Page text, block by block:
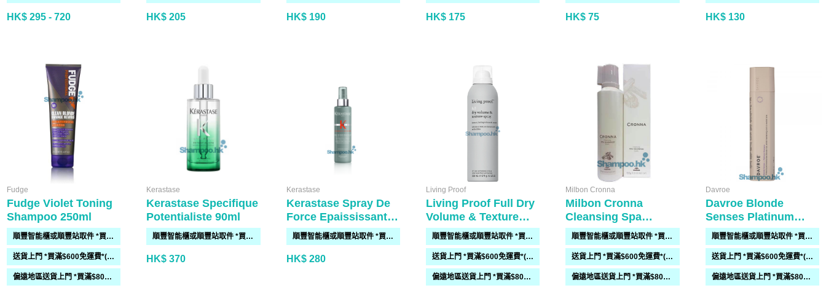
HK$ 295 - 720 HK$ 205 HK$ 190 HK$ 175 HK$ 75 HK$ 130
Fudge
Fudge Violet Toning
Shampoo 250ml
順豐智能櫃或順豐站取件 *買滿$300免運費*
送貨上門 *買滿$600免運費*(需時 2-6過工作天)
偏遠地區送貨上門 *買滿$800免運費*(需時 2-6個工作天)
Kerastase
Kerastase Specifique
Potentialiste 90ml
順豐智能櫃或順豐站取件 *買滿$300免運費*
HK$ 370
Kerastase
Kerastase Spray De
Force Epaississant
150ml
順豐智能櫃或順豐站取件 *買滿$300免運費*
HK$ 280
Living Proof
Living Proof Full Dry
Volume & Texture
Spray 238ml
順豐智能櫃或順豐站取件 *買滿$300免運費*
送貨上門 *買滿$600免運費*(需時 2-6過工作天)
偏遠地區送貨上門 *買滿$800免運費*(需時 2-6個工作天)
Milbon Cronna
Milbon Cronna
Cleansing Spa
Shampoo Sumi 320g
順豐智能櫃或順豐站取件 *買滿$300免運費*
送貨上門 *買滿$600免運費*(需時 2-6過工作天)
偏遠地區送貨上門 *買滿$800免運費*(需時 2-6個工作天)
Davroe
Davroe Blonde
Senses Platinum
Conditioner 325ml 順豐智能櫃或順豐站取件 *買滿$300免運費*
送貨上門 *買滿$600免運費*(需時 2-6過工作天)
偏遠地區送貨上門 *買滿$800免運費*(需時 2-6個工作天)